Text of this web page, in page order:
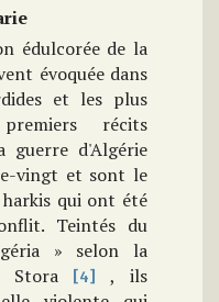
édulcorée de la
évoquée dans
et les plus
récits
guerre d'Algérie
vingt et sont le
qui ont été
Teintés du
» selon la
Stora
[4]
, ils